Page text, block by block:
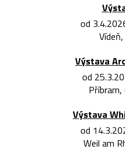
od
Výstava
od
Příbram,
Výstava
od
Weil am